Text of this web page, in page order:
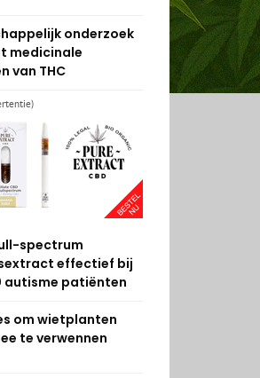
onderzoek
medicinale
van THC
spectrum
effectief bij
autisme patiënten
om wietplanten
te verwennen